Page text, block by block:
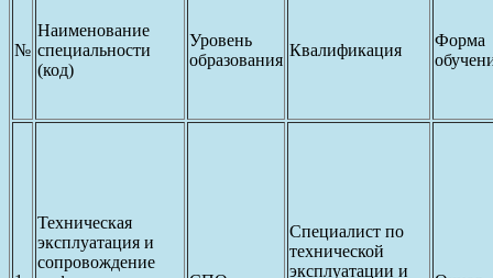
№
Наименование
специальности
(код)
Уровень
образования
Квалификация
Форма
Техническая
эксплуатация и
сопровождение
Специалист по
технической
эксплуатации и